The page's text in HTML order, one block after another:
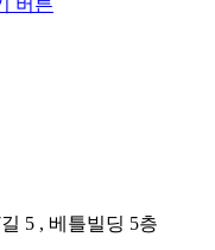
5 , 베틀빌딩 5층